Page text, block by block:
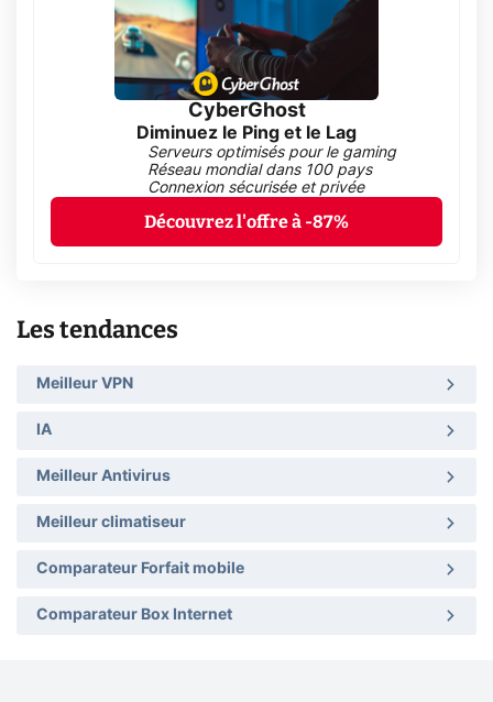
CyberGhost
Diminuez le Ping et le Lag
Serveurs optimisés pour le gaming
Réseau mondial dans 100 pays
Connexion sécurisée et privée
Découvrez l'offre à -87%
Les tendances
Meilleur VPN
IA
Meilleur Antivirus
Meilleur climatiseur
Comparateur Forfait mobile
Comparateur Box Internet